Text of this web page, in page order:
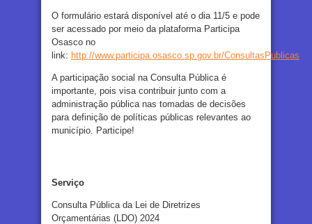
O formulário estará disponível até o dia 11/5 e pode
ser acessado por meio da plataforma Participa
Osasco no
link: http://www.participa.osasco.sp.gov.br/ConsultasPublicas
A participação social na Consulta Pública é
importante, pois visa contribuir junto com a
administração pública nas tomadas de decisões
para definição de políticas públicas relevantes ao
município. Participe!
Serviço
Consulta Pública da Lei de Diretrizes
Orçamentárias (LDO) 2024